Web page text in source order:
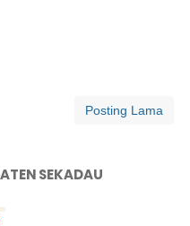
Posting Lama
SEKADAU